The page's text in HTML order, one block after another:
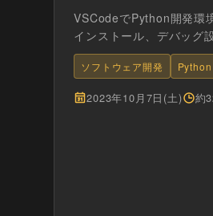
VSCodeでPython開発環
インストール、デバッグ
ソフトウェア開発 Python
2023年10月7日(土) 約